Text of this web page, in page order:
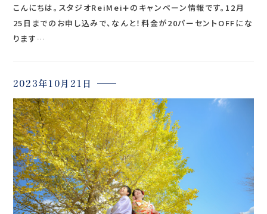
こんにちは。スタジオReiMei➕のキャンペーン情報です。12月
25日までのお申し込みで、なんと！料金が20パーセントOFFにな
ります…
2023年10月21日